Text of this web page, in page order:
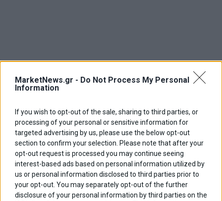
MarketNews.gr - Do Not Process My Personal
Information
If you wish to opt-out of the sale, sharing to third parties, or
processing of your personal or sensitive information for
targeted advertising by us, please use the below opt-out
section to confirm your selection. Please note that after your
opt-out request is processed you may continue seeing
interest-based ads based on personal information utilized by
us or personal information disclosed to third parties prior to
your opt-out. You may separately opt-out of the further
disclosure of your personal information by third parties on the
Ελευθερία Κούρταλη
Οι «τιμωροί» των ομολόγων επέστρεψαν
Εύη Φραγκάκη
Η αληθινή παιδεία ξεκινά από την ψυχή…